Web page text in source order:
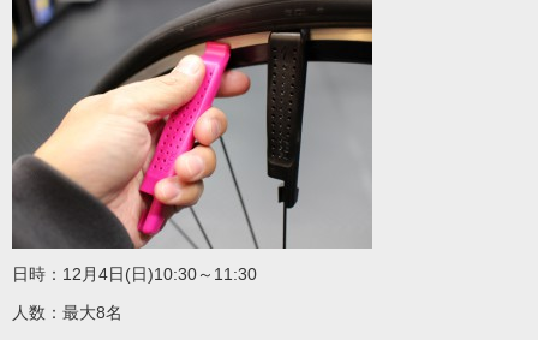
日時：12月4日(日)10:30～11:30
人数：最大8名